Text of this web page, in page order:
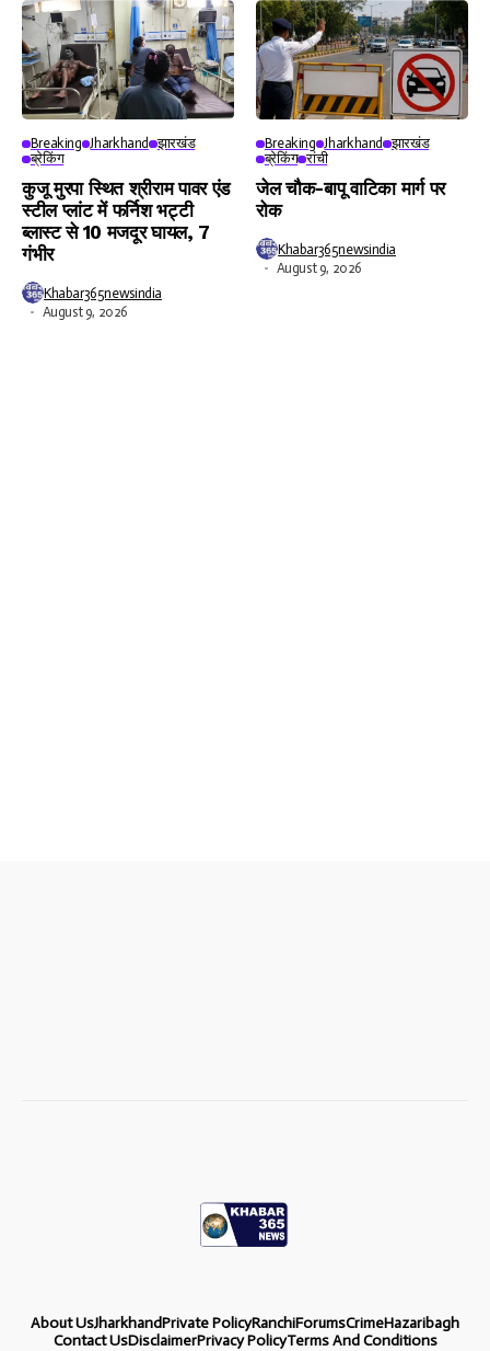
Breaking Jharkhand
झारखंड
ब्रेकिंग
कुजू मुरपा स्थित श्रीराम पावर एंड
स्टील प्लांट में फर्निश भट्टी
ब्लास्ट से 10 मजदूर घायल, 7
गंभीर
Khabar365newsindia
August 9, 2026
Breaking Jharkhand
झारखंड
ब्रेकिंग रांची
जेल चौक-बापू वाटिका मार्ग पर
रोक
Khabar365newsindia
August 9, 2026
About UsJharkhandPrivate PolicyRanchiForumsCrimeHazaribagh
Contact UsDisclaimerPrivacy PolicyTerms And Conditions